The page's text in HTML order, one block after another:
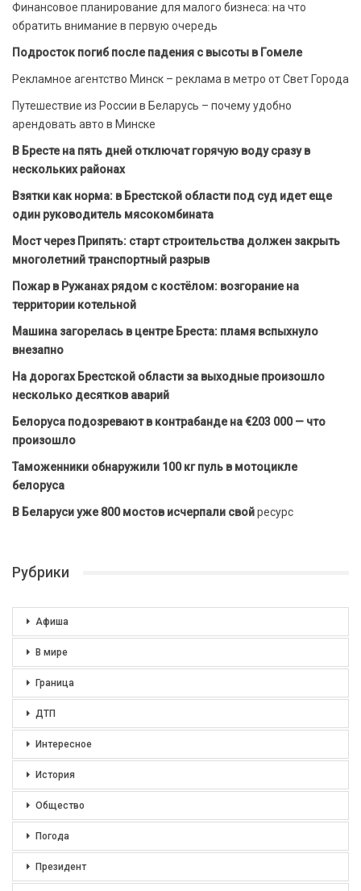
Финансовое планирование для малого бизнеса: на что
обратить внимание в первую очередь
Подросток погиб после падения с высоты в Гомеле
Рекламное агентство Минск – реклама в метро от Свет Города
Путешествие из России в Беларусь – почему удобно
арендовать авто в Минске
В Бресте на пять дней отключат горячую воду сразу в
нескольких районах
Взятки как норма: в Брестской области под суд идет еще
один руководитель мясокомбината
Мост через Припять: старт строительства должен закрыть
многолетний транспортный разрыв
Пожар в Ружанах рядом с костёлом: возгорание на
территории котельной
Машина загорелась в центре Бреста: пламя вспыхнуло
внезапно
На дорогах Брестской области за выходные произошло
несколько десятков аварий
Белоруса подозревают в контрабанде на €203 000 — что
произошло
Таможенники обнаружили 100 кг пуль в мотоцикле
белоруса
В Беларуси уже 800 мостов исчерпали свойресурс
Рубрики
Афиша
В мире
Граница
ДТП
Интересное
История
Общество
Погода
Президент